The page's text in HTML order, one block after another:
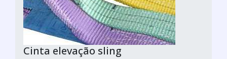
Cinta elevação sling